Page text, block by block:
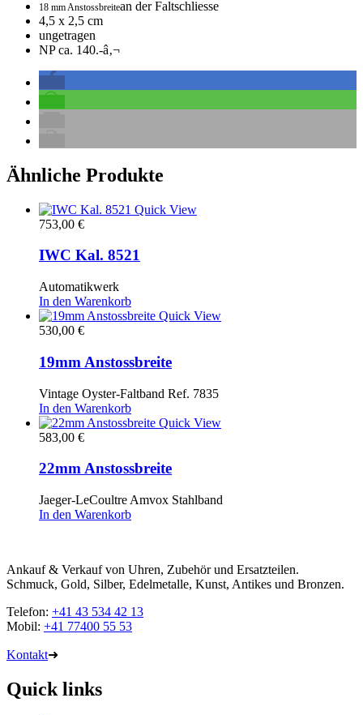
18 mm Anstossbreitean der Faltschliesse
4,5 x 2,5 cm
ungetragen
NP ca. 140.-â‚¬
Ähnliche Produkte
Quick View
753,00 €
IWC Kal. 8521
Automatikwerk
In den Warenkorb
Quick View
530,00 €
19mm Anstossbreite
Vintage Oyster-Faltband Ref. 7835
In den Warenkorb
Quick View
583,00 €
22mm Anstossbreite
Jaeger-LeCoultre Amvox Stahlband
In den Warenkorb
Ankauf & Verkauf von Uhren, Zubehör und Ersatzteilen.
Schmuck, Gold, Silber, Edelmetalle, Kunst, Antikes und Bronzen.
Telefon: +41 43 534 42 13
Mobil: +41 77400 55 53
Kontakt➜
Quick links